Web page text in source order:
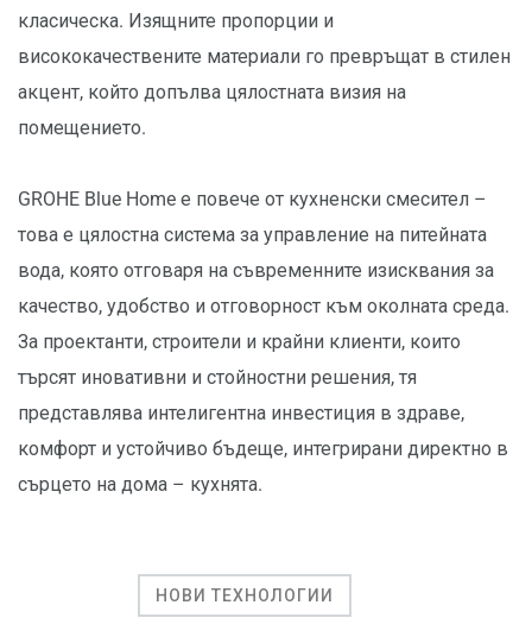
класическа. Изящните пропорции и
висококачествените материали го превръщат в стилен
акцент, който допълва цялостната визия на
помещението.
GROHE Blue Home е повече от кухненски смесител –
това е цялостна система за управление на питейната
вода, която отговаря на съвременните изисквания за
качество, удобство и отговорност към околната среда.
За проектанти, строители и крайни клиенти, които
търсят иновативни и стойностни решения, тя
представлява интелигентна инвестиция в здраве,
комфорт и устойчиво бъдеще, интегрирани директно в
сърцето на дома – кухнята.
НОВИ ТЕХНОЛОГИИ